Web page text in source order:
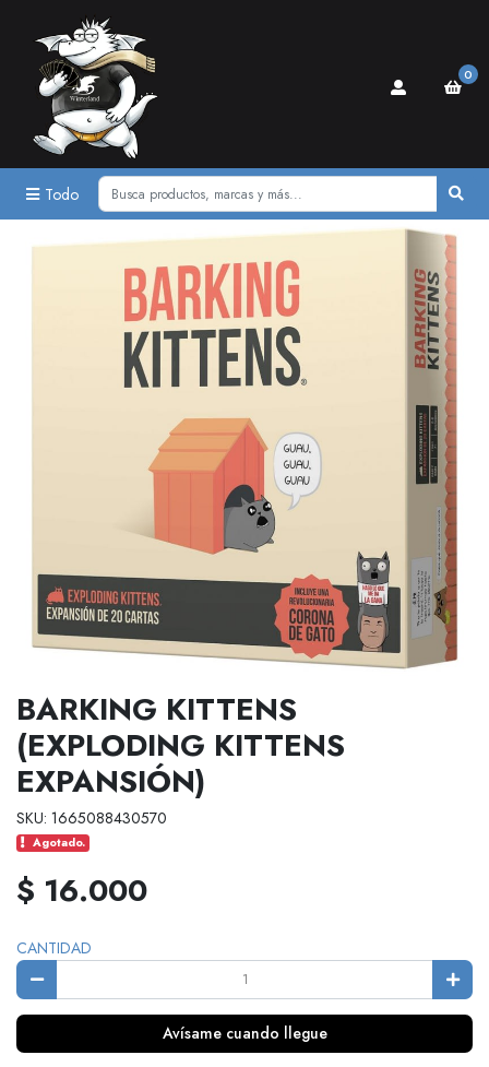
Todo
0
BARKING KITTENS
(EXPLODING KITTENS
EXPANSIÓN)
SKU: 1665088430570
Agotado.
$ 16.000
CANTIDAD
Avísame cuando llegue